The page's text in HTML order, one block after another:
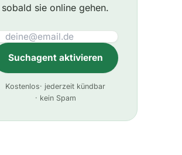
sobald sie online gehen.
Suchagent aktivieren
l
Kostenlos· jederzeit kündbar
· kein Spam